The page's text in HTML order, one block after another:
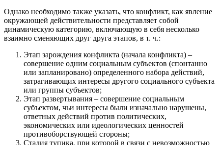
Однако необходимо также указать, что конфликт, как явление
окружающей действительности представляет собой
динамическую категорию, включающую в себя несколько
взаимно сменяющих друг друга этапов, в т. ч.:
Этап зарождения конфликта (начала конфликта) –
совершение одним социальным субъектов (спонтанно
или запланировано) определенного набора действий,
затрагивающих интересы другого социального субъекта
или группы субъектов;
Этап развертывания – совершение социальным
субъектом, чьи интересы были изначально нарушены,
ответных действий против политических,
экономических или идеологических ценностей
противоборствующей стороны;
Стадия тупика, при которой в связи с невозможностью